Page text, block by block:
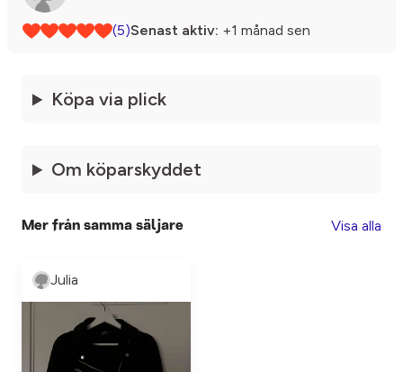
(5)Senast aktiv: +1 månad sen
Köpa via plick
Om köparskyddet
Mer från samma säljare Visa alla
Julia